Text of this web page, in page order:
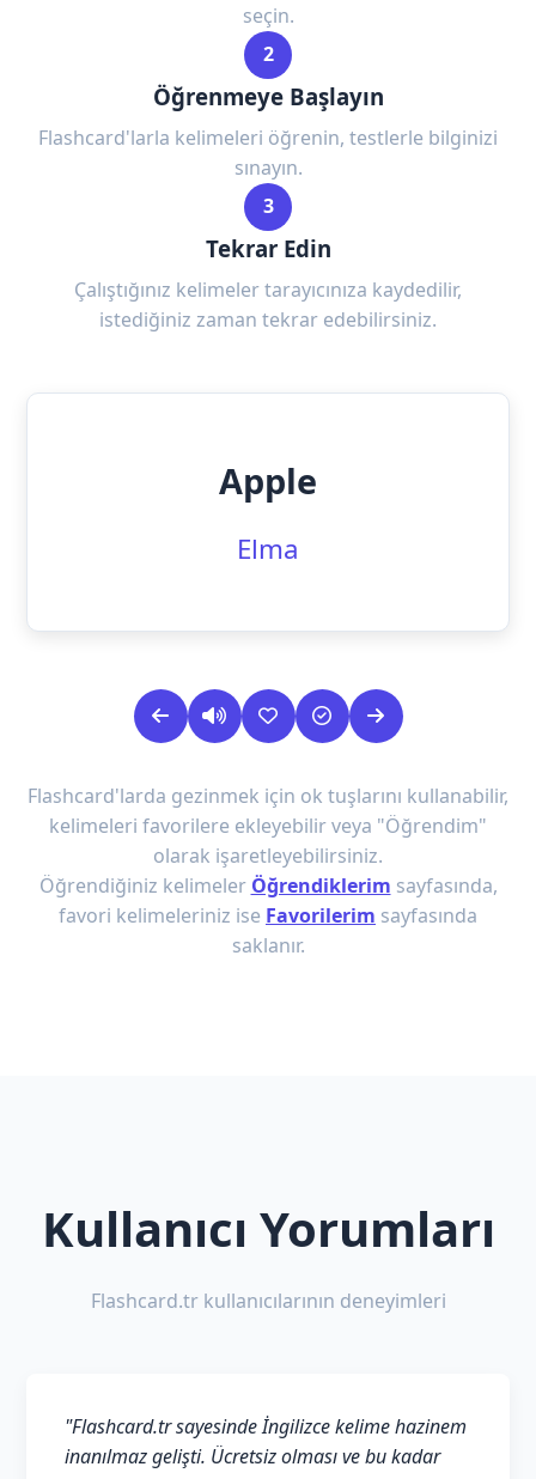
seçin.
2
Öğrenmeye Başlayın
Flashcard'larla kelimeleri öğrenin, testlerle bilginizi
sınayın.
3
Tekrar Edin
Çalıştığınız kelimeler tarayıcınıza kaydedilir,
istediğiniz zaman tekrar edebilirsiniz.
Apple
Elma
Flashcard'larda gezinmek için ok tuşlarını kullanabilir,
kelimeleri favorilere ekleyebilir veya "Öğrendim"
olarak işaretleyebilirsiniz.
Öğrendiğiniz kelimeler Öğrendiklerim sayfasında,
favori kelimeleriniz ise Favorilerim sayfasında
saklanır.
Kullanıcı Yorumları
Flashcard.tr kullanıcılarının deneyimleri
"Flashcard.tr sayesinde İngilizce kelime hazinem
inanılmaz gelişti. Ücretsiz olması ve bu kadar